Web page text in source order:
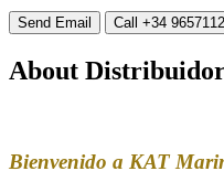
Send Email Call +34
About
Bienvenido a KAT